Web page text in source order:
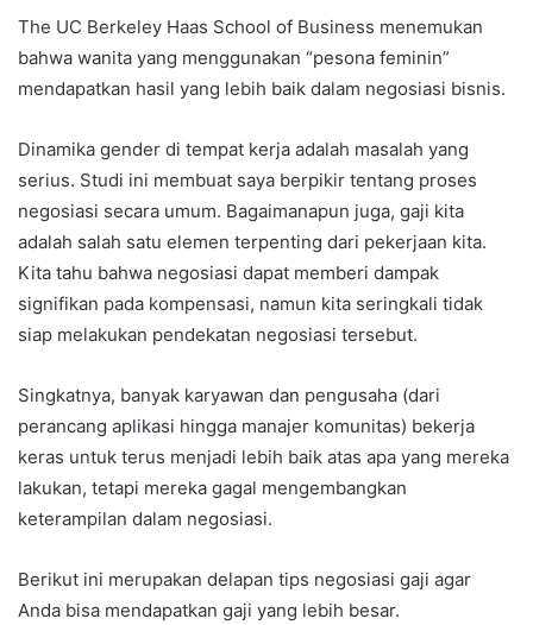
The UC Berkeley Haas School of Business menemukan
bahwa wanita yang menggunakan “pesona feminin”
mendapatkan hasil yang lebih baik dalam negosiasi bisnis.
Dinamika gender di tempat kerja adalah masalah yang
serius. Studi ini membuat saya berpikir tentang proses
negosiasi secara umum. Bagaimanapun juga, gaji kita
adalah salah satu elemen terpenting dari pekerjaan kita.
Kita tahu bahwa negosiasi dapat memberi dampak
signifikan pada kompensasi, namun kita seringkali tidak
siap melakukan pendekatan negosiasi tersebut.
Singkatnya, banyak karyawan dan pengusaha (dari
perancang aplikasi hingga manajer komunitas) bekerja
keras untuk terus menjadi lebih baik atas apa yang mereka
lakukan, tetapi mereka gagal mengembangkan
keterampilan dalam negosiasi.
Berikut ini merupakan delapan tips negosiasi gaji agar
Anda bisa mendapatkan gaji yang lebih besar.